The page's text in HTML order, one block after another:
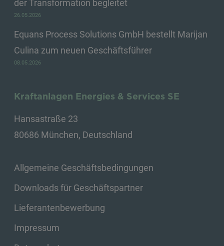
der Transformation begleitet
26.05.2026
Equans Process Solutions GmbH bestellt Marijan
Culina zum neuen Geschäftsführer
08.05.2026
Kraftanlagen Energies & Services SE
Hansastraße 23
80686 München, Deutschland
Allgemeine Geschäftsbedingungen
Downloads für Geschäftspartner
Lieferantenbewerbung
Impressum